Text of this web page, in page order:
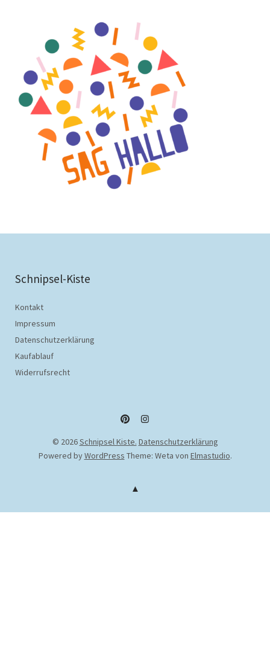
Schnipsel-Kiste
Kontakt
Impressum
Datenschutzerklärung
Kaufablauf
Widerrufsrecht
PinterestInstagram
© 2026Schnipsel Kiste. Datenschutzerklärung
Powered byWordPress Theme: Weta von Elmastudio.